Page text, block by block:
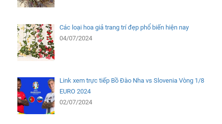
Các loại hoa giả trang trí đẹp phổ biến hiện nay
04/07/2024
Link xem trực tiếp Bồ Đào Nha vs Slovenia Vòng 1/8
EURO 2024
02/07/2024